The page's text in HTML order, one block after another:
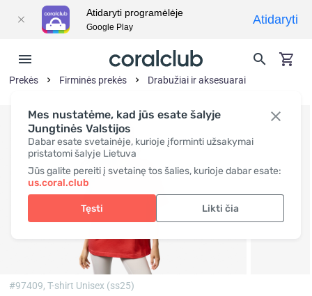
Mes nustatėme, kad jūs esate šalyje
Jungtinės Valstijos
Dabar esate svetainėje, kurioje įforminti užsakymai
pristatomi šalyje Lietuva
Jūs galite pereiti į svetainę tos šalies, kurioje dabar esate:
us.coral.club
Tęsti Likti čia
Prekės Firminės prekės Drabužiai ir aksesuarai
#97409,T-shirt Unisex (ss25)
Atidaryti programėlėje
Google Play
Atidaryti